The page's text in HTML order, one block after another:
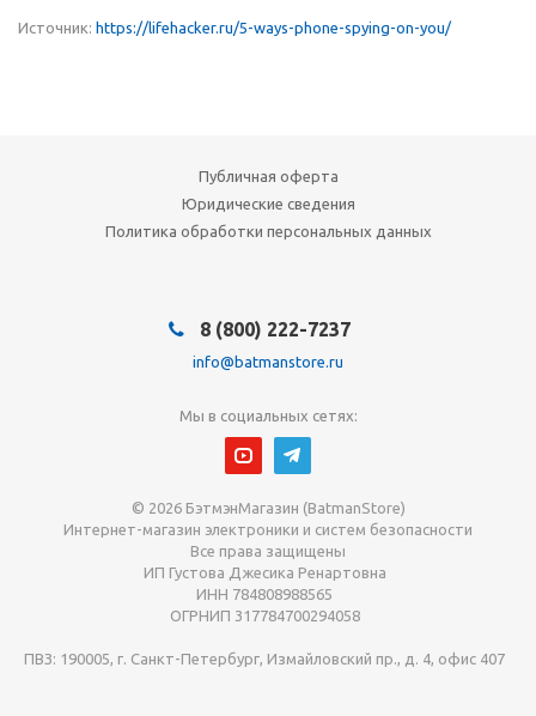
Источник: https://lifehacker.ru/5-ways-phone-spying-on-you/
Публичная оферта
Юридические сведения
Политика обработки персональных данных
8 (800) 222-7237
info@batmanstore.ru
Мы в социальных сетях:
© 2026 БэтмэнМагазин (BatmanStore)
Интернет-магазин электроники и систем безопасности
Все права защищены
ИП Густова Джесика Ренартовна
ИНН 784808988565
ОГРНИП 317784700294058
ПВЗ: 190005, г. Санкт-Петербург, Измайловский пр., д. 4, офис 407